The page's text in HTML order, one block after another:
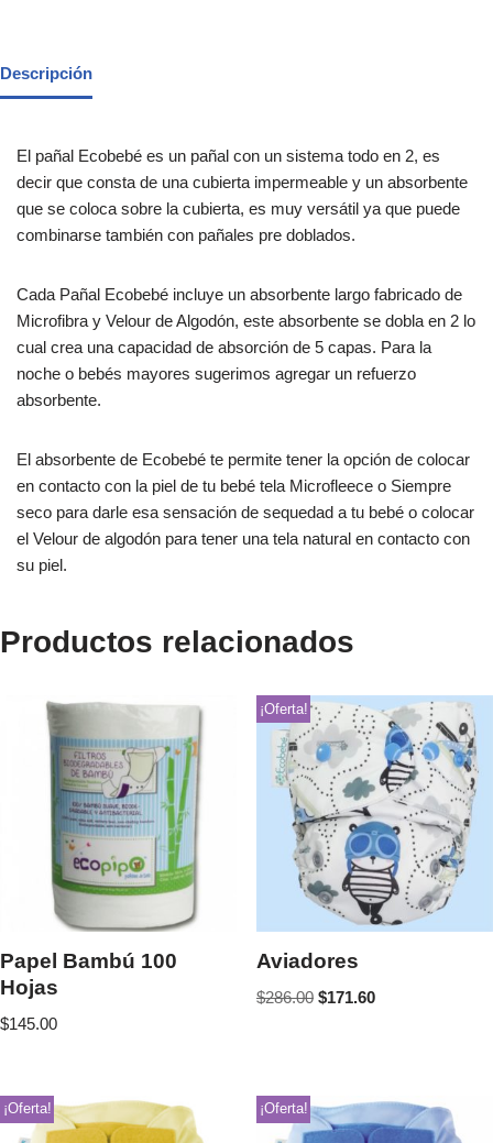
Descripción
El pañal Ecobebé es un pañal con un sistema todo en 2, es
decir que consta de una cubierta impermeable y un absorbente
que se coloca sobre la cubierta, es muy versátil ya que puede
combinarse también con pañales pre doblados.
Cada Pañal Ecobebé incluye un absorbente largo fabricado de
Microfibra y Velour de Algodón, este absorbente se dobla en 2 lo
cual crea una capacidad de absorción de 5 capas. Para la
noche o bebés mayores sugerimos agregar un refuerzo
absorbente.
El absorbente de Ecobebé te permite tener la opción de colocar
en contacto con la piel de tu bebé tela Microfleece o Siempre
seco para darle esa sensación de sequedad a tu bebé o colocar
el Velour de algodón para tener una tela natural en contacto con
su piel.
Productos relacionados
Papel Bambú 100
Hojas
$145.00
¡Oferta!
Aviadores
$286.00 $171.60
¡Oferta! ¡Oferta!